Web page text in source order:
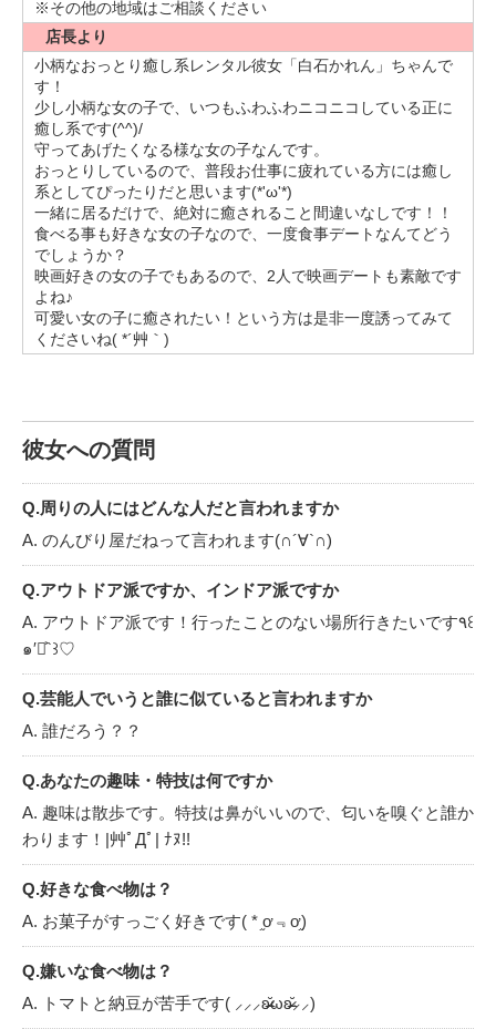
映画鑑賞は恋愛系とかアニメ映画とかも観ます！
一人でも友達とでも行きます！
絶対ポップコーン買っちゃう( * ֦ơ﹃ơ֦)
一緒に楽しい時間共有したいです( ˶˙ᵕ˙˶ )
最後まで読んでくれてありがとうございます( •̤ᴗ•̤ )
これからデートした時にもっと私のこと知って欲しいし、私
も知りたいなと思います！
少しでも気になってくださった方、ご連絡お待ちしてます♪
楽しいデートしましょう(๑´▿`๑)
※その他の地域はご相談ください
店長より
小柄なおっとり癒し系レンタル彼女「白石かれん」ちゃんで
す！
少し小柄な女の子で、いつもふわふわニコニコしている正に
癒し系です(^^)/
守ってあげたくなる様な女の子なんです。
おっとりしているので、普段お仕事に疲れている方には癒し
系としてぴったりだと思います(*'ω'*)
一緒に居るだけで、絶対に癒されること間違いなしです！！
食べる事も好きな女の子なので、一度食事デートなんてどう
でしょうか？
映画好きの女の子でもあるので、2人で映画デートも素敵です
よね♪
可愛い女の子に癒されたい！という方は是非一度誘ってみて
くださいね( *´艸｀)
彼女への質問
Q.周りの人にはどんな人だと言われますか
A. のんびり屋だねって言われます(∩´∀`∩)
Q.アウトドア派ですか、インドア派ですか
A. アウトドア派です！行ったことのない場所行きたいです٩꒰
๑′◡͐`꒱♡
Q.芸能人でいうと誰に似ていると言われますか
A. 誰だろう？？
Q.あなたの趣味・特技は何ですか
A. 趣味は散歩です。特技は鼻がいいので、匂いを嗅ぐと誰か
わります！|艸ﾟДﾟ| ﾅﾇ!!
Q.好きな食べ物は？
A. お菓子がすっごく好きです( * ֦ơ﹃ơ֦)
Q.嫌いな食べ物は？
A. トマトと納豆が苦手です( ⸝⸝⸝ʚ̴̶̷̆ωʚ̴̶̷̆⸝⸝)